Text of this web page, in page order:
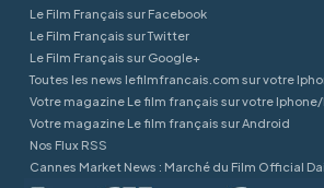
Le Film Français sur Facebook
Le Film Français sur Twitter
Le Film Français sur Google+
Toutes les news lefilmfrancais.com sur votre
Votre magazine Le film français sur votre
Votre magazine Le film français sur Android
Nos Flux RSS
Cannes Market News : Marché du Film Official